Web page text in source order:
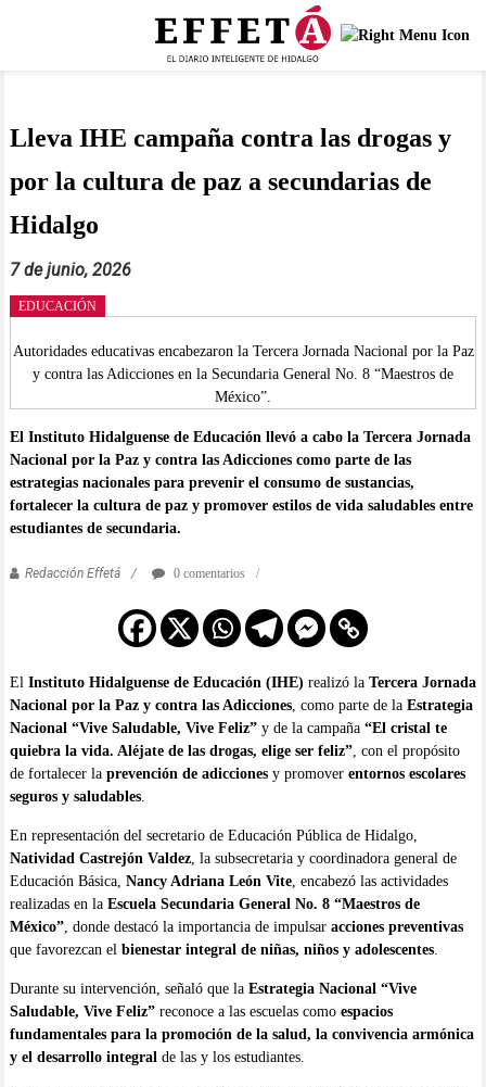
contenido
Lleva IHE campaña contra las drogas y
por la cultura de paz a secundarias de
Hidalgo
7 de junio, 2026
Autoridades educativas encabezaron la Tercera Jornada Nacional por la Paz
y contra las Adicciones en la Secundaria General No. 8 “Maestros de
México”.
EDUCACIÓN
El Instituto Hidalguense de Educación llevó a cabo la Tercera Jornada
Nacional por la Paz y contra las Adicciones como parte de las
estrategias nacionales para prevenir el consumo de sustancias,
fortalecer la cultura de paz y promover estilos de vida saludables entre
estudiantes de secundaria.
Redacción Effetá 0 comentarios
El Instituto Hidalguense de Educación (IHE) realizó la Tercera Jornada
Nacional por la Paz y contra las Adicciones, como parte de la Estrategia
Nacional “Vive Saludable, Vive Feliz”y de la campaña “El cristal te
quiebra la vida. Aléjate de las drogas, elige ser feliz”, con el propósito
de fortalecer la prevención de adiccionesy promover entornos escolares
seguros y saludables.
En representación del secretario de Educación Pública de Hidalgo,
Natividad Castrejón Valdez, la subsecretaria y coordinadora general de
Educación Básica, Nancy Adriana León Vite, encabezó las actividades
realizadas en la Escuela Secundaria General No. 8 “Maestros de
México”, donde destacó la importancia de impulsar acciones preventivas
que favorezcan el bienestar integral de niñas, niños y adolescentes.
Durante su intervención, señaló que la Estrategia Nacional “Vive
Saludable, Vive Feliz”reconoce a las escuelas como espacios
fundamentales para la promoción de la salud, la convivencia armónica
y el desarrollo integralde las y los estudiantes.